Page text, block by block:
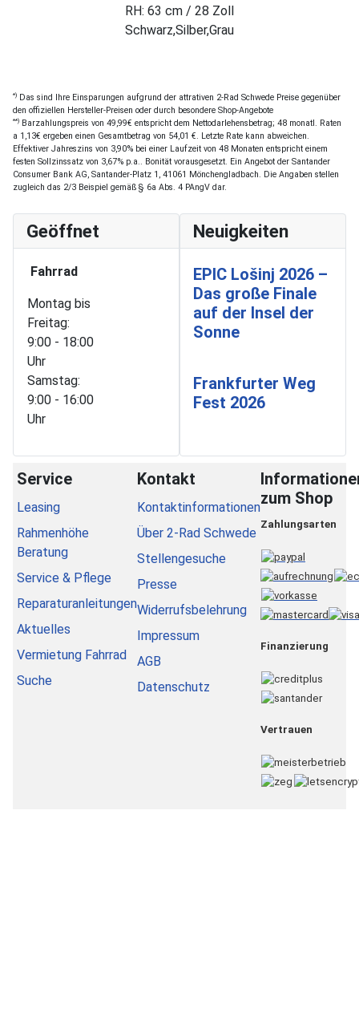
RH: 63 cm / 28 Zoll
Schwarz,Silber,Grau
*) Das sind Ihre Einsparungen aufgrund der attrativen 2-Rad Schwede Preise gegenüber
den offiziellen Hersteller-Preisen oder durch besondere Shop-Angebote
**) Barzahlungspreis von 49,99€ entspricht dem Nettodarlehensbetrag; 48 monatl. Raten
a 1,13€ ergeben einen Gesamtbetrag von 54,01 €. Letzte Rate kann abweichen.
Effektiver Jahreszins von 3,90% bei einer Laufzeit von 48 Monaten entspricht einem
festen Sollzinssatz von 3,67% p.a.. Bonität vorausgesetzt. Ein Angebot der Santander
Consumer Bank AG, Santander-Platz 1, 41061 Mönchengladbach. Die Angaben stellen
zugleich das 2/3 Beispiel gemäß § 6a Abs. 4 PAngV dar.
Geöffnet
Fahrrad
Montag bis
Freitag:
9:00 - 18:00
Uhr
Samstag:
9:00 - 16:00
Uhr
Neuigkeiten
EPIC Lošinj 2026 –
Das große Finale
auf der Insel der
Sonne
Frankfurter Weg
Fest 2026
Service
Leasing
Rahmenhöhe
Beratung
Service & Pflege
Reparaturanleitungen
Aktuelles
Vermietung Fahrrad
Suche
Kontakt
Kontaktinformationen
Über 2-Rad Schwede
Stellengesuche
Presse
Widerrufsbelehrung
Impressum
AGB
Datenschutz
zum Shop
Zahlungsarten
Finanzierung
Vertrauen